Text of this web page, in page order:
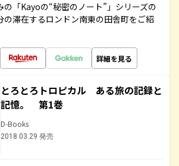
の「Kayoの“秘密のノート”」シリーズの
の滞在するロンドン南東の田舎町をご紹
詳細を見る
とろとろトロピカル ある旅の記録と
記憶。 第1巻
D-Books
2018.03.29 発売